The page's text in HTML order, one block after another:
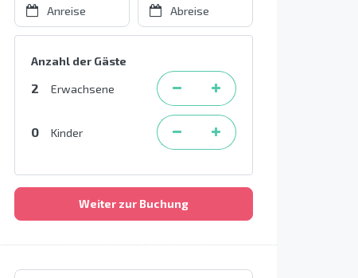
Anzahl der Gäste
2 Erwachsene
0 Kinder
Weiter zur Buchung